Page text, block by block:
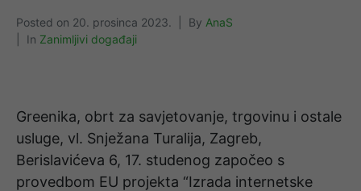
Posted on 20. prosinca 2023. By AnaS
In Zanimljivi događaji
Greenika, obrt za savjetovanje, trgovinu i ostale
usluge, vl. Snježana Turalija, Zagreb,
Berislavićeva 6, 17. studenog započeo s
provedbom EU projekta “Izrada internetske